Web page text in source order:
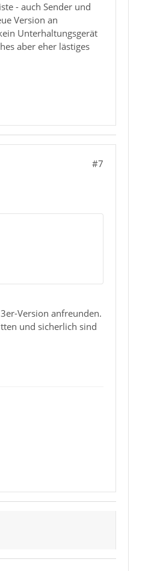
- auch Sender und
Version an
Unterhaltungsgerät
aber eher lästiges
#7
Version anfreunden.
und sicherlich sind